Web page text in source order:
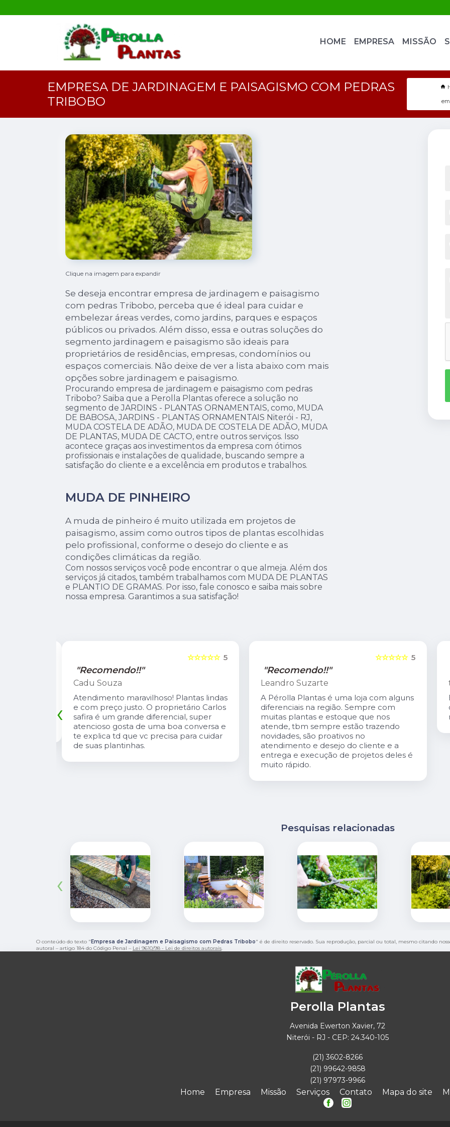
HOME EMPRESA MISSÃO
EMPRESA DE JARDINAGEM E PAISAGISMO COM PEDRAS
TRIBOBO
Clique na imagem para expandir
Se deseja encontrar empresa de jardinagem e paisagismo
com pedras Tribobo, perceba que é ideal para cuidar e
embelezar áreas verdes, como jardins, parques e espaços
públicos ou privados. Além disso, essa e outras soluções do
segmento jardinagem e paisagismo são ideais para
proprietários de residências, empresas, condomínios ou
espaços comerciais. Não deixe de ver a lista abaixo com mais
opções sobre jardinagem e paisagismo.
Procurando empresa de jardinagem e paisagismo com pedras
Tribobo? Saiba que a Perolla Plantas oferece a solução no
segmento de JARDINS - PLANTAS ORNAMENTAIS, como, MUDA
DE BABOSA, JARDINS - PLANTAS ORNAMENTAIS Niterói - RJ,
MUDA COSTELA DE ADÃO, MUDA DE COSTELA DE ADÃO, MUDA
DE PLANTAS, MUDA DE CACTO, entre outros serviços. Isso
acontece graças aos investimentos da empresa com ótimos
profissionais e instalações de qualidade, buscando sempre a
satisfação do cliente e a excelência em produtos e trabalhos.
MUDA DE PINHEIRO
A muda de pinheiro é muito utilizada em projetos de
paisagismo, assim como outros tipos de plantas escolhidas
pelo profissional, conforme o desejo do cliente e as
condições climáticas da região.
Com nossos serviços você pode encontrar o que almeja. Além dos
serviços já citados, também trabalhamos com MUDA DE PLANTAS
e PLANTIO DE GRAMAS. Por isso, fale conosco e saiba mais sobre
nossa empresa. Garantimos a sua satisfação!
5
☆☆☆☆☆
"Recomendo!!"
Leandro Suzarte
A Pérolla Plantas é uma loja com alguns
diferenciais na região. Sempre com
muitas plantas e estoque que nos
atende, tbm sempre estão trazendo
novidades, são proativos no
atendimento e desejo do cliente e a
muito rápido.
5
☆☆☆☆☆
"Recomendo!!"
tereza coutinho
Excelente atendimento. O Carlis,dono
da loja é especialmente gentil. A loja é
maravilhosa!
‹
Pesquisas relacionadas
‹
O conteúdo do texto "Empresa de Jardinagem e Paisagismo com Pedras Tribobo" é de direito reservado. Sua reprodução, parcial ou total, mesmo citando
autoral – artigo 184 do Código Penal – Lei 9610/98 - Lei de direitos autorais.
Perolla Plantas
Avenida Ewerton Xavier, 72
Niterói - RJ - CEP: 24.340-105
(21) 3602-8266
(21) 99642-9858
(21) 97973-9966
Home Empresa Missão Serviços Contato Mapa do site